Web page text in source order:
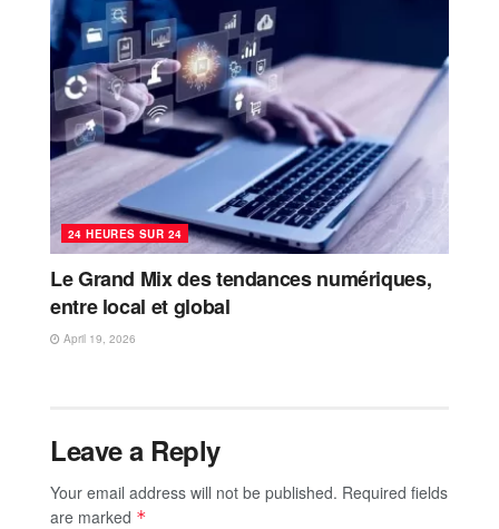
24 HEURES SUR 24
Le Grand Mix des tendances numériques,
entre local et global
April 19, 2026
Leave a Reply
Your email address will not be published. Required fields
are marked *